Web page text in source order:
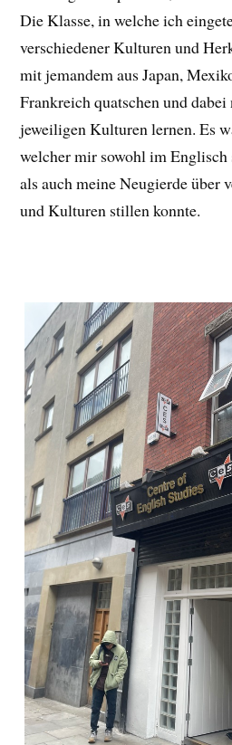
Die Klasse, in welche ich
verschiedener Kulturen und
mit jemandem aus Japan,
Frankreich quatschen und
jeweiligen Kulturen lernen. Es
welcher mir sowohl im Englisch
als auch meine Neugierde über
und Kulturen stillen konnte.